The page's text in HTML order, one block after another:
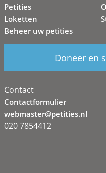
Petities
Loketten
Beheer uw petities
Doneer en
Contact
Contactformulier
webmaster@petities.nl
020 7854412